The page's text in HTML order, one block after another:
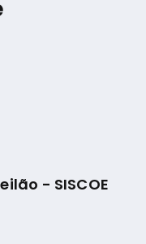
- SISCOE